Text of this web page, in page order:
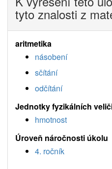
tyto znalosti z
aritmetika
násobení
sčítání
odčítání
Jednotky fyzikálních
hmotnost
Úroveň náročnosti úkolu
4. ročník